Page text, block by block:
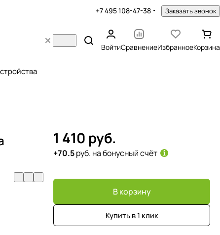
+7 495 108-47-38 Заказать звонок
ВойтиСравнениеИзбранноеКорзина
1 410 руб.
+70.5руб. на бонусный счёт
В корзину
Купить в 1 клик